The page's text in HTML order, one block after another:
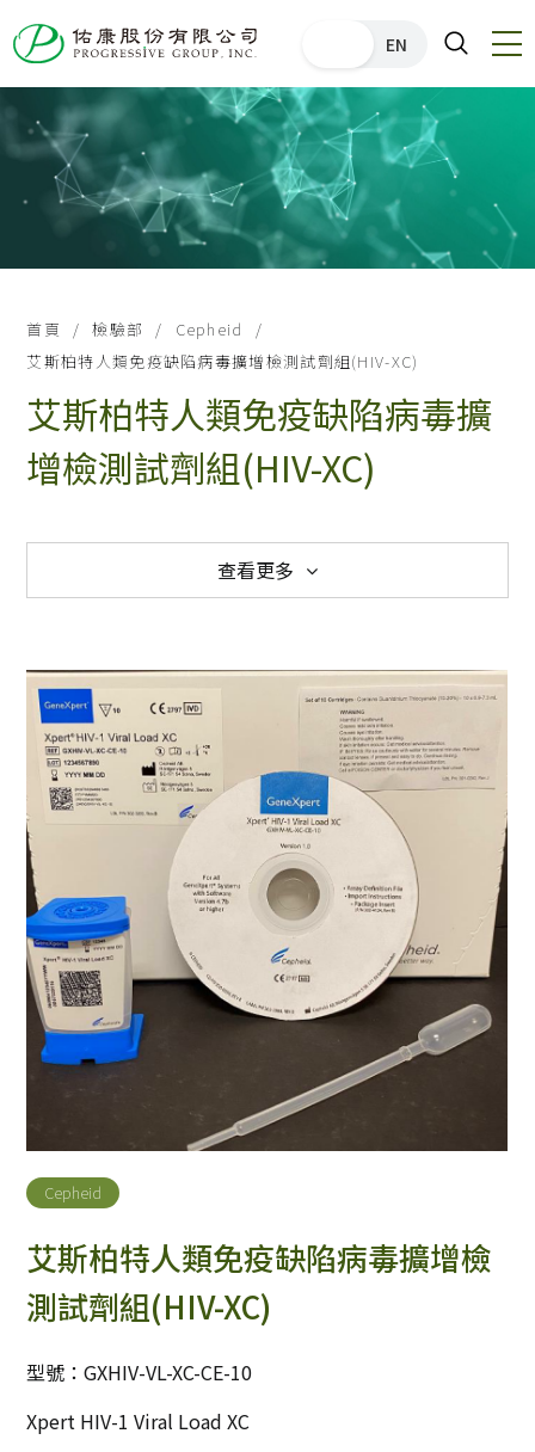
EN
首頁 檢驗部
Cepheid
艾斯柏特人類免疫缺陷病毒擴增檢測試劑組(HIV-XC)
艾斯柏特人類免疫缺陷病毒擴
增檢測試劑組(HIV-XC)
查看更多
Siemens
Beckman Coulter
Trinity Biotech
Smith & Nephew
惠合再生
唯洲生技
AI-PBRTQC
Cepheid
艾斯柏特人類免疫缺陷病毒擴增檢
測試劑組(HIV-XC)
型號：GXHIV-VL-XC-CE-10
Xpert HIV-1 Viral Load XC